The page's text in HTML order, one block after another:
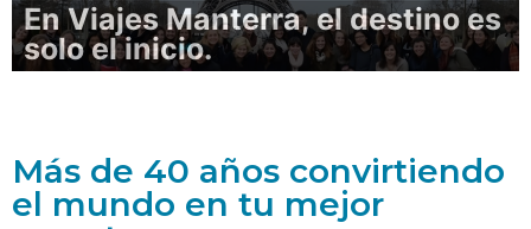
En Viajes Manterra, el destino es
solo el inicio.
Más de 40 años convirtiendo
el mundo en tu mejor